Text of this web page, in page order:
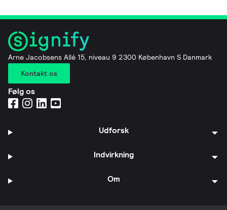
Arne Jacobsens Allé 15, niveau 9 2300 København S Danmark
Kontakt os
Følg os
Udforsk
Indvirkning
Om